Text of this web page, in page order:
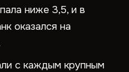
ниже 3,5, и в
оказался на
с каждым крупным